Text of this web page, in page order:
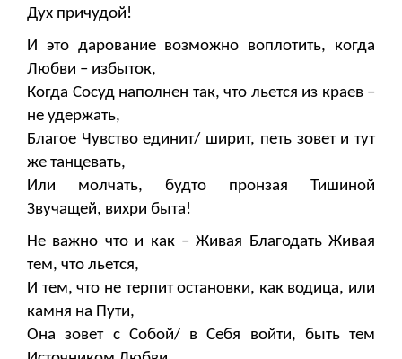
Дух причудой!
И это дарование возможно воплотить, когда
Любви – избыток,
Когда Сосуд наполнен так, что льется из краев –
не удержать,
Благое Чувство единит/ ширит, петь зовет и тут
же танцевать,
Или молчать, будто пронзая Тишиной
Звучащей, вихри быта!
Не важно что и как – Живая Благодать Живая
тем, что льется,
И тем, что не терпит остановки, как водица, или
камня на Пути,
Она зовет с Собой/ в Себя войти, быть тем